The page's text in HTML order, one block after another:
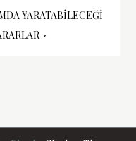
YARATABILECEĞI